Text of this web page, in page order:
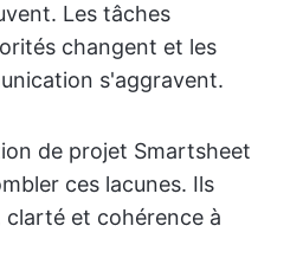
Les tâches
changent et les
s'aggravent.
de projet Smartsheet
ces lacunes. Ils
et cohérence à